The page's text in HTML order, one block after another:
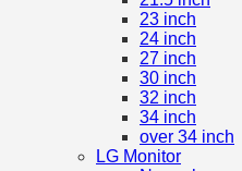
23 inch
24 inch
27 inch
30 inch
32 inch
34 inch
over 34 inch
LG Monitor